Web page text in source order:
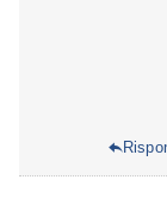
